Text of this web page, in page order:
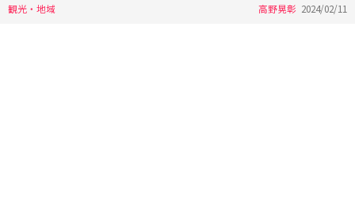
観光・地域 高野晃彰 2024/02/11